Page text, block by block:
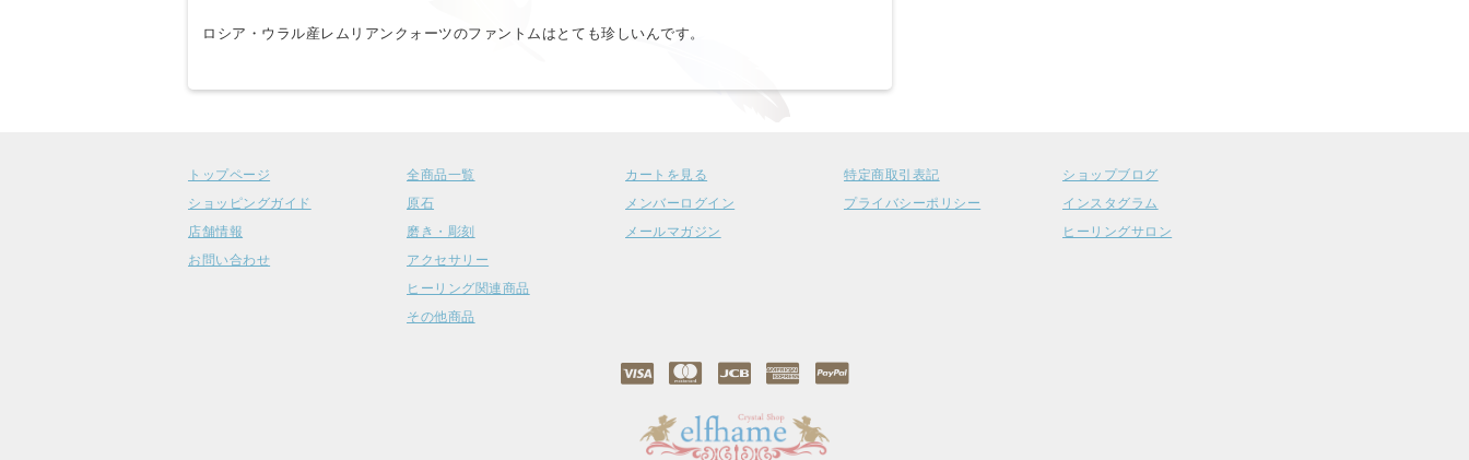
ロシア・ウラル産レムリアンクォーツのファントムはとても珍しいんです。
トップページ
ショッピングガイド
店舗情報
お問い合わせ
全商品一覧
原石
磨き・彫刻
アクセサリー
ヒーリング関連商品
その他商品
カートを見る
メンバーログイン
メールマガジン
特定商取引表記
プライバシーポリシー
ショップブログ
インスタグラム
ヒーリングサロン